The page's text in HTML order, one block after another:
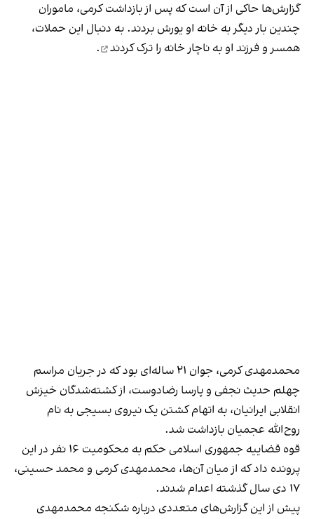
گزارش‌ها حاکی از آن است که پس از بازداشت کرمی، ماموران
چندین بار دیگر به خانه‌ او یورش بردند. به دنبال این حملات،
همسر و فرزند او به ناچار خانه را ترک کردند .
محمدمهدی کرمی، جوان ۲۱ ساله‌ای بود که در جریان مراسم
چهلم حدیث نجفی و پارسا رضادوست، از کشته‌شدگان خیزش
انقلابی ایرانیان، به اتهام کشتن یک نیروی بسیجی به نام
روح‌الله عجمیان بازداشت شد.
قوه قضاییه جمهوری اسلامی حکم به محکومیت ۱۶ نفر در این
پرونده داد که از میان آن‌ها، محمدمهدی کرمی و محمد حسینی،
۱۷ دی سال گذشته اعدام شدند.
پیش از این گزارش‌های متعددی درباره شکنجه محمدمهدی